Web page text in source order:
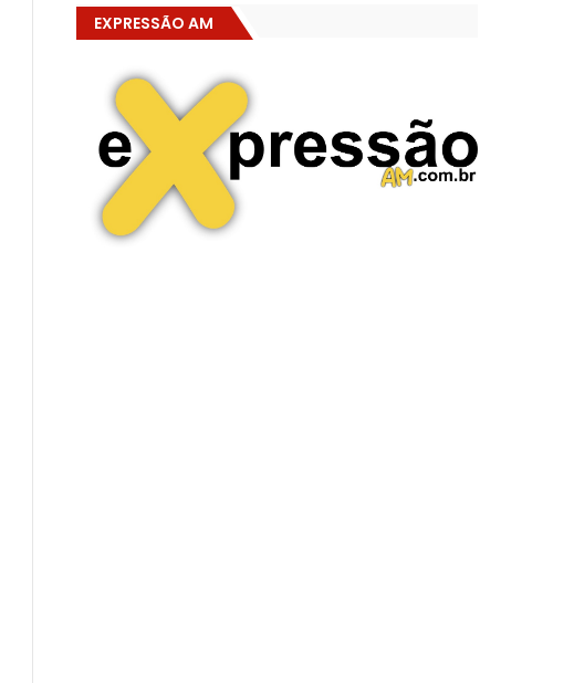
EXPRESSÃO AM